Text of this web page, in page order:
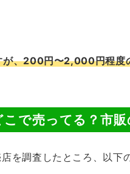
が、200円〜2,000円程度
で売ってる？市販
を調査したところ、以下